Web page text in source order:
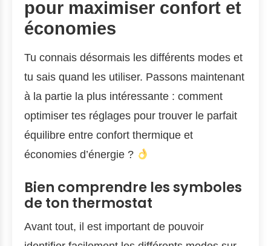
pour maximiser confort et
économies
Tu connais désormais les différents modes et
tu sais quand les utiliser. Passons maintenant
à la partie la plus intéressante : comment
optimiser tes réglages pour trouver le parfait
équilibre entre confort thermique et
économies d’énergie ?
Bien comprendre les symboles
de ton thermostat
Avant tout, il est important de pouvoir